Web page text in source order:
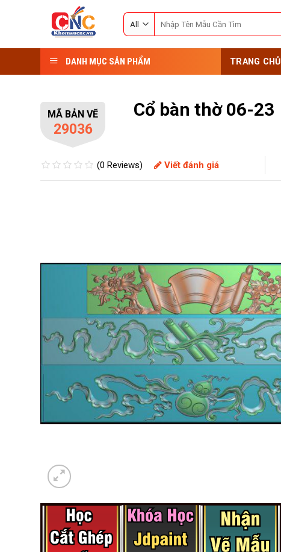
for:
DANH MỤC SẢN PHẨM TRANG CHỦ
MÃ BẢN VẼ
29036
Cổ bàn thờ 06-23
(0 Reviews) Viết đánh giá